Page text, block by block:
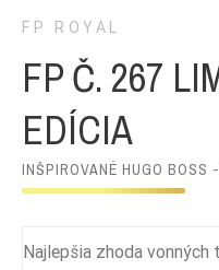
FP ROYAL
FP Č. 267
EDÍCIA
INŠPIROVANÉ HUGO BOSS
Najlepšia zhoda vonných